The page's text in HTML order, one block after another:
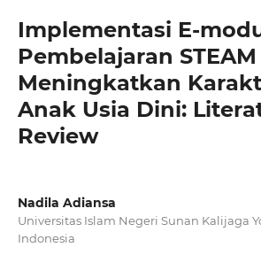
Implementasi E-
Pembelajaran
Meningkatkan
Anak Usia Dini:
Review
Nadila Adiansa
Universitas Islam Negeri Sunan Kalijaga
Indonesia